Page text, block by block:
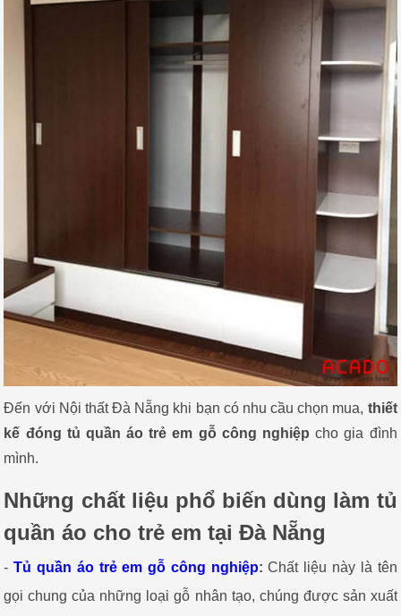
Đến với Nội thất Đà Nẵng khi bạn có nhu cầu chọn mua, thiết
kế đóng tủ quần áo trẻ em gỗ công nghiệp cho gia đình
mình.
Những chất liệu phổ biến dùng làm tủ
quần áo cho trẻ em tại Đà Nẵng
-Tủ quần áo trẻ em gỗ công nghiệp: Chất liệu này là tên
gọi chung của những loại gỗ nhân tạo, chúng được sản xuất